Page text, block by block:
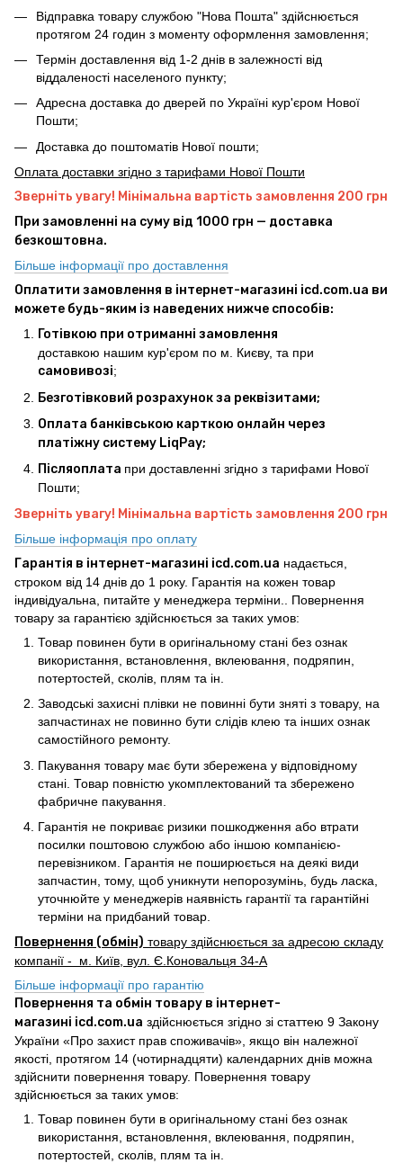
Відправка товару службою "Нова Пошта" здійснюється
протягом 24 годин з моменту оформлення замовлення;
Термін доставлення від 1-2 днів в залежності від
віддаленості населеного пункту;
Адресна доставка до дверей по Україні кур'єром Нової
Пошти;
Доставка до поштоматів Нової пошти;
Оплата доставки згідно з тарифами Нової Пошти
Зверніть увагу! Мінімальна вартість замовлення 200 грн
При замовленні на суму від 1000 грн — доставка
безкоштовна.
Більше інформації про доставлення
Оплатити замовлення в інтернет-магазині icd.com.ua ви
можете будь-яким із наведених нижче способів:
Готівкою при отриманні замовлення
доставкою нашим кур'єром по м. Києву, та при
самовивозі;
Безготівковий розрахунок за реквізитами;
Оплата банківською карткою онлайн через
платіжну систему LiqPay;
Післяоплата при доставленні згідно з тарифами Нової
Пошти;
Зверніть увагу! Мінімальна вартість замовлення 200 грн
Більше інформація про оплату
Гарантія в інтернет-магазині icd.com.ua надається,
строком від 14 днів до 1 року. Гарантія на кожен товар
індивідуальна, питайте у менеджера терміни.. Повернення
товару за гарантією здійснюється за таких умов:
Товар повинен бути в оригінальному стані без ознак
використання, встановлення, вклеювання, подряпин,
потертостей, сколів, плям та ін.
Заводські захисні плівки не повинні бути зняті з товару, на
запчастинах не повинно бути слідів клею та інших ознак
самостійного ремонту.
Пакування товару має бути збережена у відповідному
стані. Товар повністю укомплектований та збережено
фабричне пакування.
Гарантія не покриває ризики пошкодження або втрати
посилки поштовою службою або іншою компанією-
перевізником. Гарантія не поширюється на деякі види
запчастин, тому, щоб уникнути непорозумінь, будь ласка,
уточнюйте у менеджерів наявність гарантії та гарантійні
терміни на придбаний товар.
Повернення (обмін) товару здійснюється за адресою складу
компанії - м. Київ, вул. Є.Коновальця 34-А
Більше інформації про гарантію
Повернення та обмін товару в інтернет-
магазині icd.com.ua здійснюється згідно зі статтею 9 Закону
України «Про захист прав споживачів», якщо він належної
якості, протягом 14 (чотирнадцяти) календарних днів можна
здійснити повернення товару. Повернення товару
здійснюється за таких умов:
Товар повинен бути в оригінальному стані без ознак
використання, встановлення, вклеювання, подряпин,
потертостей, сколів, плям та ін.